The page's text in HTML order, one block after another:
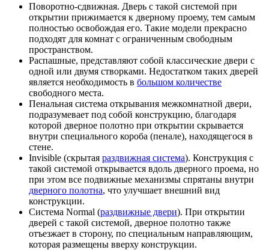
Поворотно-сдвижная. Дверь с такой системой при
открытии прижимается к дверному проему, тем самым
полностью освобождая его. Такие модели прекрасно
подходят для комнат с ограниченным свободным
пространством.
Распашные, представляют собой классические двери с
одной или двумя створками. Недостатком таких дверей
является необходимость в большом количестве
свободного места.
Пенальная система открывания межкомнатной двери,
подразумевает под собой конструкцию, благодаря
которой дверное полотно при открытии скрывается
внутри специального короба (пенале), находящегося в
стене.
Invisible (скрытая раздвижная система). Конструкция с
такой системой открывается вдоль дверного проема, но
при этом все подвижные механизмы спрятаны внутри
дверного полотна, что улучшает внешний вид
конструкции.
Система Normal (раздвижные двери). При открытии
дверей с такой системой, дверное полотно также
отъезжает в сторону, по специальным направляющим,
которая размещены вверху конструкции.